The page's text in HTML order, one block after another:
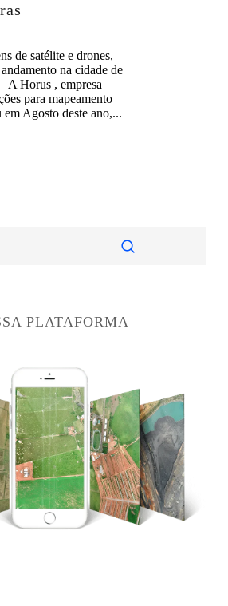
de satélite e drones,
na cidade de
Horus , empresa
para mapeamento
Agosto deste ano,...
PLATAFORMA